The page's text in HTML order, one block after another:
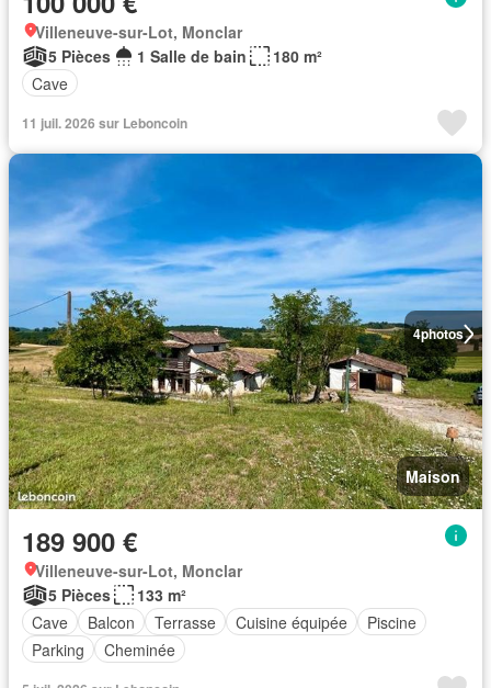
Villeneuve-sur-Lot, Monclar
5 Pièces
1 Salle de bain
180 m²
Cave
11 juil. 2026 sur Leboncoin
4photos
Maison
189 900 €
Villeneuve-sur-Lot, Monclar
5 Pièces
133 m²
Cave
Balcon Terrasse Cuisine équipée
Piscine
Parking
Cheminée